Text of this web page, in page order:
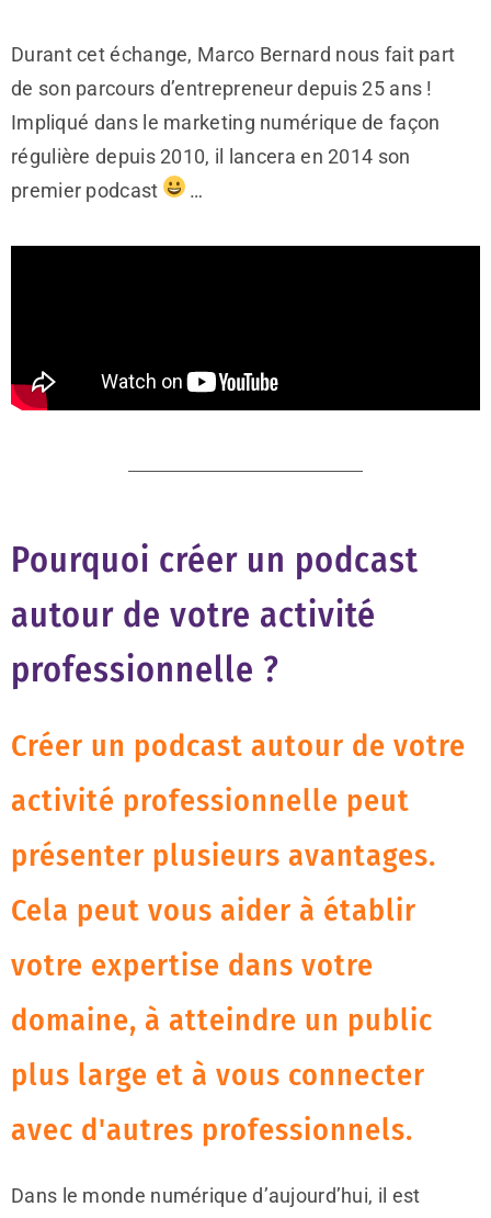
Durant cet échange, Marco Bernard nous fait part
de son parcours d’entrepreneur depuis 25 ans !
Impliqué dans le marketing numérique de façon
régulière depuis 2010, il lancera en 2014 son
premier podcast
…
Pourquoi créer un podcast
autour de votre activité
professionnelle ?
Créer un podcast autour de votre
activité professionnelle peut
présenter plusieurs avantages.
Cela peut vous aider à établir
votre expertise dans votre
domaine, à atteindre un public
plus large et à vous connecter
avec d'autres professionnels.
Dans le monde numérique d’aujourd’hui, il est